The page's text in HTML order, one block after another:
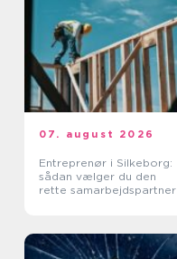
07. august 2026
Entreprenør i Silkeborg:
sådan vælger du den
rette samarbejdspartner